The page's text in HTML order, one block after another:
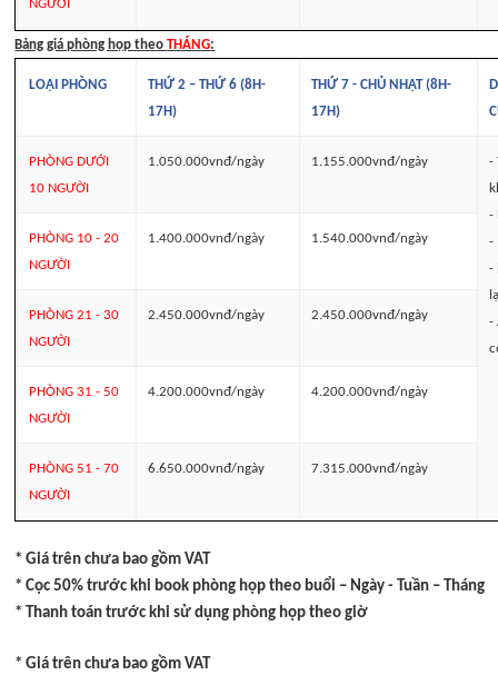
NGƯỜI
Bảng giá phòng họp theoTHÁNG:
LOẠI PHÒNG
THỨ 2 – THỨ 6 (8H-
17H)
THỨ 7 - CHỦ NHẬT (8H-
17H)
PHÒNG DƯỚI
10 NGƯỜI
1.050.000vnđ/ngày 1.155.000vnđ/ngày
-
-
-
-
-
PHÒNG 10 - 20
NGƯỜI
1.400.000vnđ/ngày 1.540.000vnđ/ngày
PHÒNG 21 - 30
NGƯỜI
2.450.000vnđ/ngày 2.450.000vnđ/ngày
PHÒNG 31 - 50
NGƯỜI
4.200.000vnđ/ngày 4.200.000vnđ/ngày
PHÒNG 51 - 70
NGƯỜI
6.650.000vnđ/ngày 7.315.000vnđ/ngày
* Giá trên chưa bao gồm VAT
* Cọc 50% trước khi book phòng họp theo buổi – Ngày - Tuần – Tháng
* Thanh toán trước khi sử dụng phòng họp theo giờ
* Giá trên chưa bao gồm VAT